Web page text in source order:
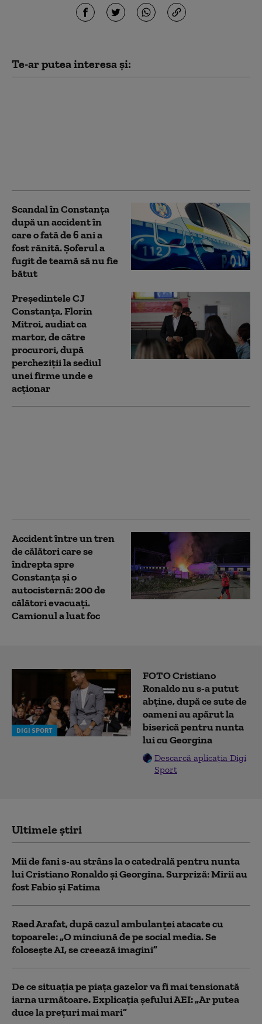
Te-ar putea interesa și:
Scandal în Constanța
după un accident în
care o fată de 6 ani a
fost rănită. Şoferul a
fugit de teamă să nu fie
bătut
Preşedintele CJ
Constanţa, Florin
Mitroi, audiat ca
martor, de către
procurori, după
percheziții la sediul
unei firme unde e
acționar
Accident între un tren
de călători care se
îndrepta spre
Constanţa şi o
autocisternă: 200 de
călători evacuaţi.
Camionul a luat foc
DIGI SPORT
FOTO Cristiano
Ronaldo nu s-a putut
abține, după ce sute de
oameni au apărut la
biserică pentru nunta
lui cu Georgina
Descarcă aplicația Digi
Sport
Ultimele știri
Mii de fani s-au strâns la o catedrală pentru nunta
lui Cristiano Ronaldo şi Georgina. Surpriză: Mirii au
fost Fabio şi Fatima
Raed Arafat, după cazul ambulanței atacate cu
topoarele: „O minciună de pe social media. Se
folosește AI, se creează imagini”
De ce situaţia pe piaţa gazelor va fi mai tensionată
iarna următoare. Explicația șefului AEI: „Ar putea
duce la preţuri mai mari”